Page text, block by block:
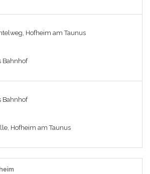
Hofheim am Taunus
Bahnhof
Bahnhof
Hofheim am Taunus